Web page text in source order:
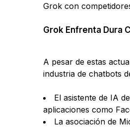
Grok con
Grok Enfrenta Dura
A pesar de estas
industria de chatbots
El asistente de IA
aplicaciones como
La asociación de